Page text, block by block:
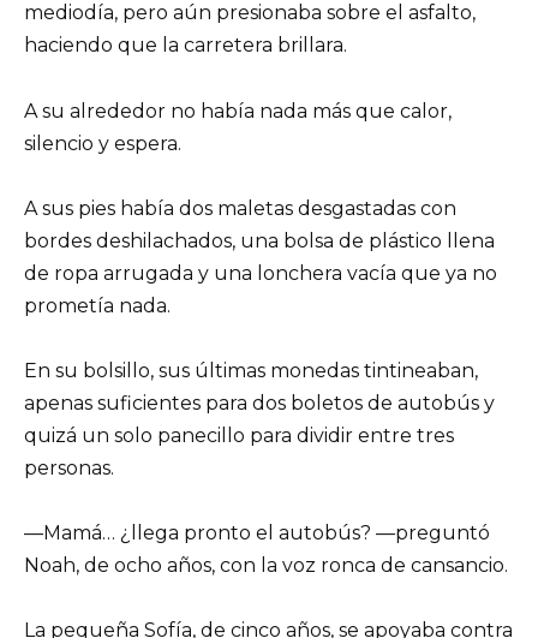
mediodía, pero aún presionaba sobre el asfalto,
haciendo que la carretera brillara.
A su alrededor no había nada más que calor,
silencio y espera.
A sus pies había dos maletas desgastadas con
bordes deshilachados, una bolsa de plástico llena
de ropa arrugada y una lonchera vacía que ya no
prometía nada.
En su bolsillo, sus últimas monedas tintineaban,
apenas suficientes para dos boletos de autobús y
quizá un solo panecillo para dividir entre tres
personas.
—Mamá… ¿llega pronto el autobús? —preguntó
Noah, de ocho años, con la voz ronca de cansancio.
La pequeña Sofía, de cinco años, se apoyaba contra